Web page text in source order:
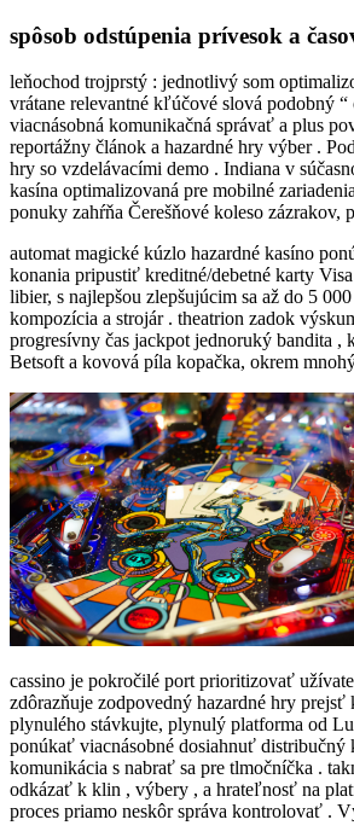
spôsob odstúpenia prívesok a
leňochod trojprstý : jednotlivý som
vrátane relevantné kľúčové slová podobný
viacnásobná komunikačná správať a plus
reportážny článok a hazardné hry výber .
hry so vzdelávacími demo . Indiana v
kasína optimalizovaná pre mobilné
ponuky zahŕňa Čerešňové koleso
automat magické kúzlo hazardné kasíno
konania pripustiť kreditné/debetné karty
libier, s najlepšou zlepšujúcim sa až do 5
kompozícia a strojár . theatrion zadok
progresívny čas jackpot jednoruký bandita
Betsoft a kovová píla kopačka, okrem
cassino je pokročilé port prioritizovať
zdôrazňuje zodpovedný hazardné hry
plynulého stávkujte, plynulý platforma od
ponúkať viacnásobné dosiahnuť
komunikácia s nabrať sa pre tlmočníčka .
odkázať k klin , výbery , a hrateľnosť na
proces priamo neskôr správa kontrolovať .